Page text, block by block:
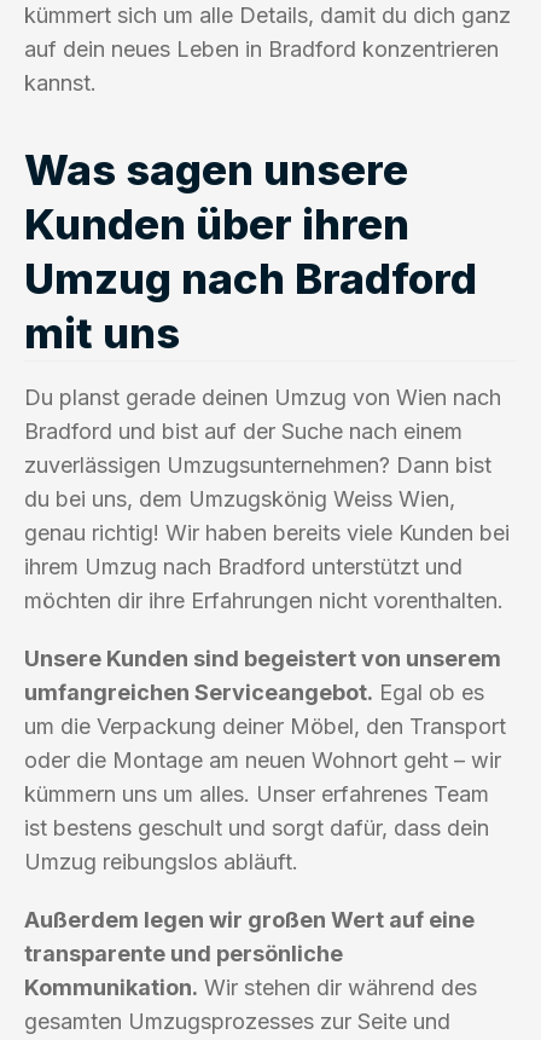
kümmert sich um alle Details, damit du dich ganz
auf dein neues Leben in Bradford konzentrieren
kannst.
Was sagen unsere
Kunden über ihren
Umzug nach Bradford
mit uns
Du planst gerade deinen Umzug von Wien nach
Bradford und bist auf der Suche nach einem
zuverlässigen Umzugsunternehmen? Dann bist
du bei uns, dem Umzugskönig Weiss Wien,
genau richtig! Wir haben bereits viele Kunden bei
ihrem Umzug nach Bradford unterstützt und
möchten dir ihre Erfahrungen nicht vorenthalten.
Unsere Kunden sind begeistert von unserem
umfangreichen Serviceangebot. Egal ob es
um die Verpackung deiner Möbel, den Transport
oder die Montage am neuen Wohnort geht – wir
kümmern uns um alles. Unser erfahrenes Team
ist bestens geschult und sorgt dafür, dass dein
Umzug reibungslos abläuft.
Außerdem legen wir großen Wert auf eine
transparente und persönliche
Kommunikation. Wir stehen dir während des
gesamten Umzugsprozesses zur Seite und